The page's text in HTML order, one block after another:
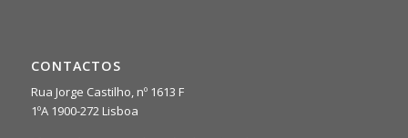
CONTACTOS
Rua Jorge Castilho, nº 1613 F
1ºA 1900-272 Lisboa